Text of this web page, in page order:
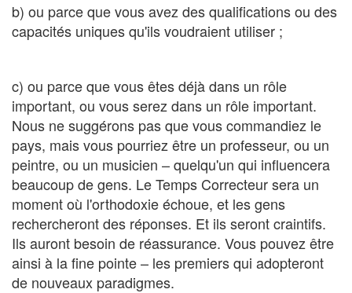
b) ou parce que vous avez des qualifications ou des
capacités uniques qu'ils voudraient utiliser ;
c) ou parce que vous êtes déjà dans un rôle
important, ou vous serez dans un rôle important.
Nous ne suggérons pas que vous commandiez le
pays, mais vous pourriez être un professeur, ou un
peintre, ou un musicien – quelqu'un qui influencera
beaucoup de gens. Le Temps Correcteur sera un
moment où l'orthodoxie échoue, et les gens
rechercheront des réponses. Et ils seront craintifs.
Ils auront besoin de réassurance. Vous pouvez être
ainsi à la fine pointe – les premiers qui adopteront
de nouveaux paradigmes.